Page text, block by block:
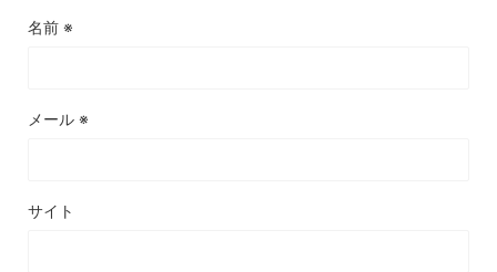
名前 ※
メール ※
サイト